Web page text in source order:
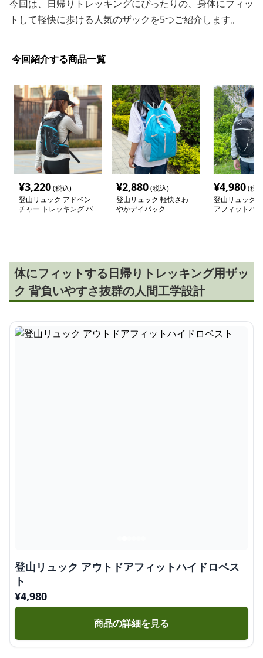
今回は、日帰りトレッキングにぴったりの、身体にフィッ
トして軽快に歩ける人気のザックを5つご紹介します。
今回紹介する商品一覧
¥3,220(税込)
登山リュック アドベン
チャー トレッキング バ
¥2,880(税込)
登山リュック 軽快さわ
やかデイパック
¥4,980(税
登山リュック
アフィットハ
体にフィットする日帰りトレッキング用ザッ
ク 背負いやすさ抜群の人間工学設計
登山リュック アウトドアフィットハイドロベス
ト
¥4,980
商品の詳細を見る